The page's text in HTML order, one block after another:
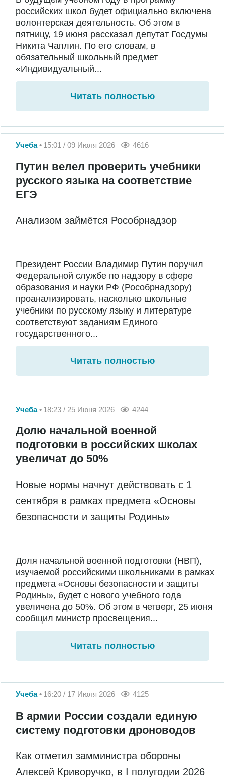
российских школ будет официально включена
волонтерская деятельность. Об этом в
пятницу, 19 июня рассказал депутат Госдумы
Никита Чаплин. По его словам, в
обязательный школьный предмет
«Индивидуальный...
Читать полностью
Учеба 15:01 / 09 Июля 2026 4616
Путин велел проверить учебники
русского языка на соответствие
ЕГЭ
Анализом займётся Рособрнадзор
Президент России Владимир Путин поручил
Федеральной службе по надзору в сфере
образования и науки РФ (Рособрнадзору)
проанализировать, насколько школьные
учебники по русскому языку и литературе
соответствуют заданиям Единого
государственного...
Читать полностью
Учеба 18:23 / 25 Июня 2026 4244
Долю начальной военной
подготовки в российских школах
увеличат до 50%
Новые нормы начнут действовать с 1
сентября в рамках предмета «Основы
безопасности и защиты Родины»
Доля начальной военной подготовки (НВП),
изучаемой российскими школьниками в рамках
предмета «Основы безопасности и защиты
Родины», будет с нового учебного года
увеличена до 50%. Об этом в четверг, 25 июня
сообщил министр просвещения...
Читать полностью
Учеба 16:20 / 17 Июля 2026 4125
В армии России создали единую
систему подготовки дроноводов
Как отметил замминистра обороны
Алексей Криворучко, в I полугодии 2026